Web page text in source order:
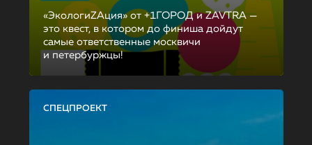
«ЭкологиZAция» от +1ГОРОД и ZAVTRA —
это квест, в котором до финиша дойдут
самые ответственные москвичи
и петербуржцы!
СПЕЦПРОЕКТ